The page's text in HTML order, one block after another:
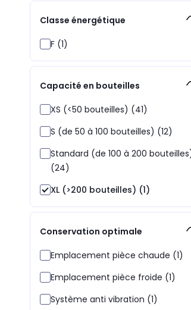
Classe énergétique
F (1)
Capacité en bouteilles
XS (<50 bouteilles) (41)
S (de 50 à 100 bouteilles) (12)
Standard (de 100 à 200
(24)
XL (>200 bouteilles) (1)
Conservation optimale
Emplacement pièce chaude (1)
Emplacement pièce froide (1)
Système anti vibration (1)